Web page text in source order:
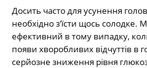
Досить часто для усунення
необхідно з’їсти щось солодке.
ефективний в тому випадку,
появи хворобливих відчуттів в
серйозне зниження рівня